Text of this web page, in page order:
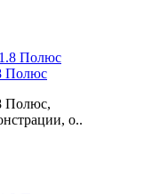
Полюс
Полюс,
о..